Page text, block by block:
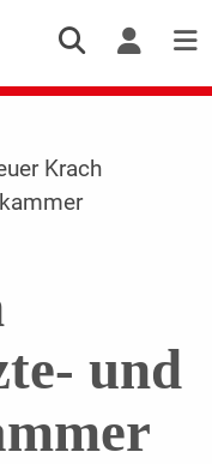
Krach
und